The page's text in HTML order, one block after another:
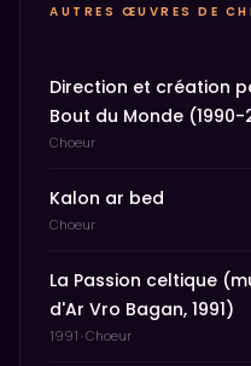
AUTRES ŒUVRES DE
Direction et création
Bout du Monde (1990-
Choeur
Kalon ar bed
Choeur
La Passion celtique
d'Ar Vro Bagan, 1991)
1991 · Choeur